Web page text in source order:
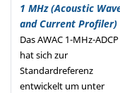
1 MHz (Acoustic
and Current Profiler)
Das AWAC 1-MHz-ADCP
hat sich zur
Standardreferenz
entwickelt um unter